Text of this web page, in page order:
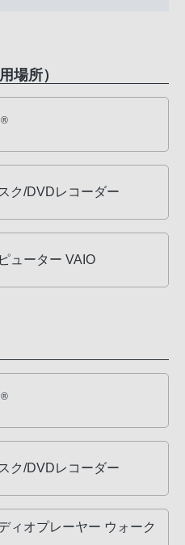
場所）
®
ク/DVDレコーダー
ューター VAIO
®
ク/DVDレコーダー
ィオプレーヤー ウォーク